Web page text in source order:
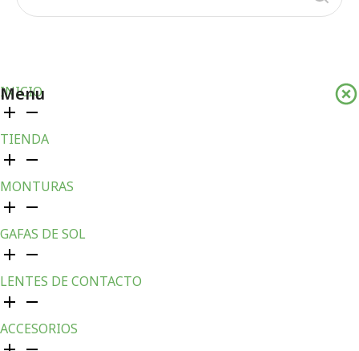
Menu
INICIO
TIENDA
MONTURAS
GAFAS DE SOL
LENTES DE CONTACTO
ACCESORIOS